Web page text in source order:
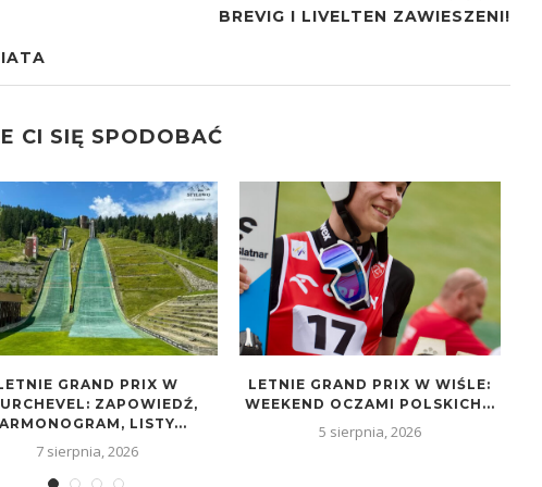
BREVIG I LIVELTEN ZAWIESZENI!
CI SIĘ SPODOBAĆ
GRAND PRIX W
ZAPOWIEDŹ,
LISTY...
7 sierpnia, 2026
LETNIE GRAND PRIX W WIŚLE:
WEEKEND OCZAMI POLSKICH...
5 sierpnia, 2026